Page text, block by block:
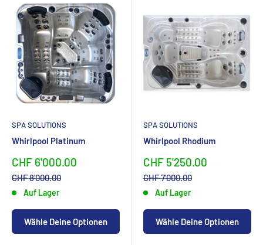
SPA SOLUTIONS
Whirlpool Platinum
Sonderpreis
CHF 6'000.00
Normalpreis
CHF 8'000.00
Auf Lager
Wähle Deine Optionen
SPA SOLUTIONS
Whirlpool Rhodium
Sonderpreis
CHF 5'250.00
Normalpreis
CHF 7'000.00
Auf Lager
Wähle Deine Optionen